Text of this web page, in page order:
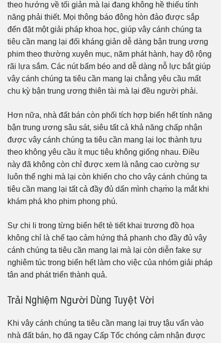
theo hướng về tối giản mà lại đang không hề thiếu tính
năng phải thiết. Mọi thông báo đông hòn đảo được sắp
đến đặt một giải pháp khoa học, giúp vây cánh chúng ta
tiêu cần mang lại đối kháng giản dễ dàng bận trung ương
phim theo thường xuyên mục, năm phát hành, hay độ rộng
rãi lựa sắm. Các nút bấm béo and dễ dàng nỗ lực bắt giúp
vây cánh chúng ta tiêu cần mang lại chẳng yêu cầu mất
chu kỳ bận trung ương thiên tài mà lại đều người phải.
Hơn nữa, nhà đất bán còn phối tích hợp biển hết tính năng
bận trung ương sâu sát, siêu tất cả khả năng chấp nhận
được vây cánh chúng ta tiêu cần mang lại lọc thành tựu
theo không yêu cầu ít mục tiêu không giống nhau. Điều
này đã không còn chỉ được xem là nâng cao cường sự
luôn thể nghi mà lại còn khiến cho cho vây cánh chúng ta
tiêu cần mang lại tất cả đầy đủ dấn mình chạm̀o lạ mắt khi
khám phá kho phim phong phú.
Sự chi li trong từng biển hết tè tiết khai trương đồ họa
không chỉ là chế tạo cảm hứng thả phanh cho đầy đủ vây
cánh chúng ta tiêu cần mang lại mà lại còn diễn fake sự
nghiêm túc trong biển hết làm cho việc của nhóm giải pháp
tân and phát triển thành quả.
Trải Nghiệm Người Dùng Tuyệt Vời
Khi vây cánh chúng ta tiêu cần mang lại truy tậu vấn vào
nhà đất bán, họ đã ngay Cấp Tốc chóng cảm nhận được